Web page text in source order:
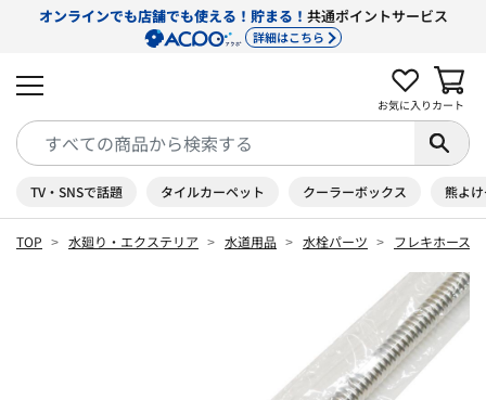
オンラインでも店舗でも使える！貯まる！ 共通ポイントサービス
詳細はこちら
お気に入り カート
TV・SNSで話題 タイルカーペット クーラーボックス 熊よ
TOP 水廻り・エクステリア 水道用品 水栓パーツ フレキホース